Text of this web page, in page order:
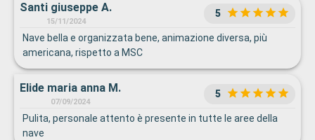
Santi giuseppe A.
15/11/2024
5
Nave bella e organizzata bene, animazione diversa, più
americana, rispetto a MSC
Elide maria anna M.
07/09/2024
5
Pulita, personale attento è presente in tutte le aree della
nave